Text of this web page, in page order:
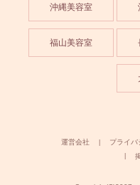
沖縄美容室
福山美容室
運営会社 プライバ